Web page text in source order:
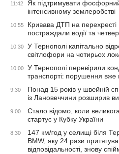
11:42
Як підтримувати
інтенсивному землеробстві
10:55
Кривава ДТП на перехресті
постраждали водії та
10:30
У Тернополі капітально
світлофори на чотирьох
10:00
У Тернополі перевірили
транспорті: порушення вже
9:30
Понад 15 років у швейній
із Лановеччини розширив
9:00
Стало відомо, коли
стартує у Кубку України
8:30
147 км/год у селищі біля
BMW, яку 24 рази
відповідальності, знову